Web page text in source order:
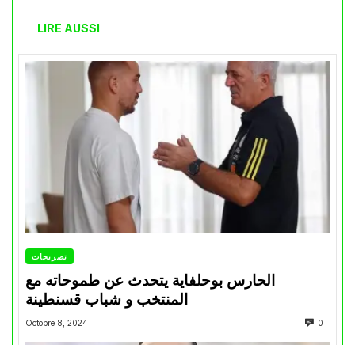
LIRE AUSSI
تصريحات
الحارس بوحلفاية يتحدث عن طموحاته مع
المنتخب و شباب قسنطينة
Octobre 8, 2024 0